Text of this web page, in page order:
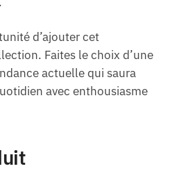
d’ajouter cet
Faites le choix d’une
actuelle qui saura
avec enthousiasme